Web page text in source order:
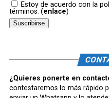
Estoy de acuerdo con la
términos. (enlace)
¿Quieres ponerte en
contestaremos lo más rápido